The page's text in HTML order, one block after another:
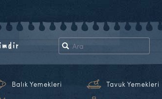
Balık Yemekleri Tavuk Yemekleri